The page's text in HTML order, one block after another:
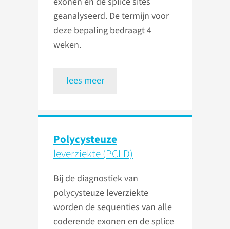
geanalyseerd. De termijn voor
deze bepaling bedraagt 4
weken.
lees meer
Polycysteuze
leverziekte (PCLD)
Bij de diagnostiek van
polycysteuze leverziekte
worden de sequenties van alle
coderende exonen en de splice